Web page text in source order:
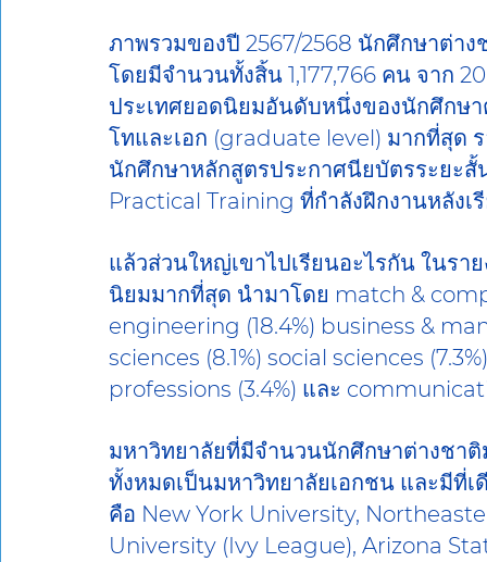
ภาพรวมของปี 2567/2568 นักศึกษาต่า
โดยมีจำนวนทั้งสิ้น 1,177,766 คน จาก
ประเทศยอดนิยมอันดับหนึ่งของนักศึกษ
โทและเอก (graduate level) มากที่สุด
นักศึกษาหลักสูตรประกาศนียบัตรระยะ
Practical Training ที่กำลังฝึกงานหลังเ
แล้วส่วนใหญ่เขาไปเรียนอะไรกัน ในรา
นิยมมากที่สุด นำมาโดย match &
engineering (18.4%) business &
sciences (8.1%) social sciences
professions (3.4%) และ
มหาวิทยาลัยที่มีจำนวนนักศึกษาต่างชา
ทั้งหมดเป็นมหาวิทยาลัยเอกชน และมีที่
คือ New York University,
University (Ivy League), Arizona